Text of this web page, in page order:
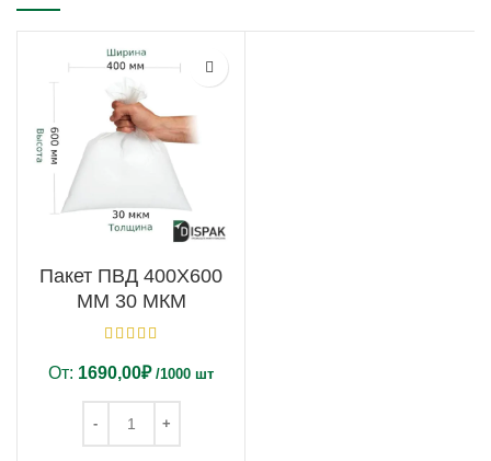
Пакет ПВД 400Х600
ММ 30 МКМ
От: 1690,00₽ /1000 шт